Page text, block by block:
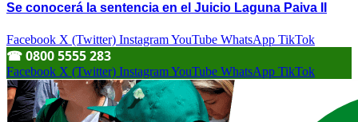
Se conocerá la sentencia en el Juicio Laguna Paiva II
Facebook X (Twitter) InstagramYouTube WhatsApp TikTok
☎︎ 0800 5555 283
Facebook X (Twitter) InstagramYouTube WhatsApp TikTok